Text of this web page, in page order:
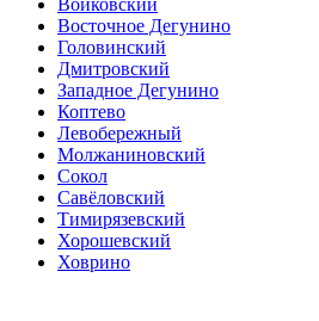
Восточное Дегунино
Головинский
Дмитровский
Западное Дегунино
Коптево
Левобережный
Молжаниновский
Сокол
Савёловский
Тимирязевский
Хорошевский
Ховрино